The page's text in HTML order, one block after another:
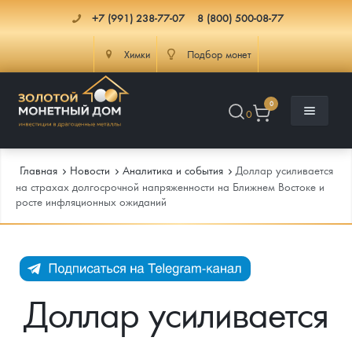
+7 (991) 238-77-07 8 (800) 500-08-77
Химки Подбор монет
0
0
Каталог
Каталог Монет
Монеты Россия и СССР
Памятные и старинные монеты
Инфо
Подлинность монет
Услуги
Главная Новости Аналитика и события
Доллар усиливается
на страхах долгосрочной напряженности на Ближнем Востоке и
росте инфляционных ожиданий
Доллар усиливается